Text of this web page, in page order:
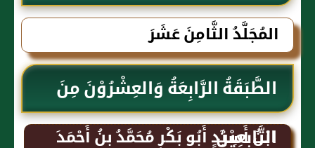
الذهبي
المُجَلَّدُ الثَّامِنَ عَشَرَ
الطَّبَقَةُ الرَّابِعَةُ وَالعِشْرُوْنَ مِنَ
التَّابِعِيْنَ
ابْنُ أَسِيْدٍ أَبُو بَكْرٍ مُحَمَّدُ بنُ أَحْمَدَ